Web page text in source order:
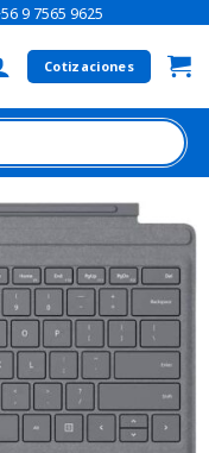
9 7565 9625
Cotizaciones